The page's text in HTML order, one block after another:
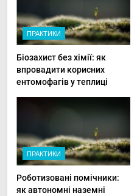
ПРАКТИКИ
Біозахист без хімії: як
впровадити корисних
ентомофагів у теплиці
ПРАКТИКИ
Роботизовані помічники:
як автономні наземні